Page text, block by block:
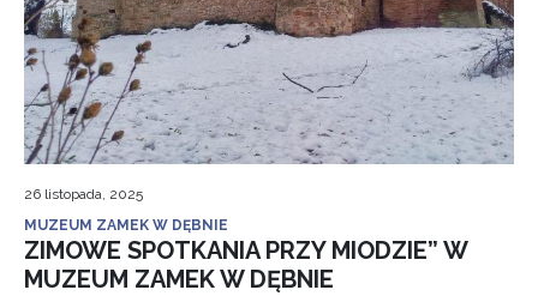
26 listopada, 2025
MUZEUM ZAMEK W DĘBNIE
ZIMOWE SPOTKANIA PRZY MIODZIE” W
MUZEUM ZAMEK W DĘBNIE